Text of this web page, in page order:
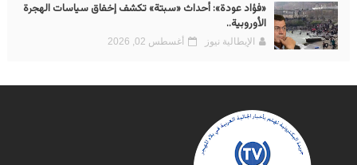
«فؤاد عودة»: أحداث «سبتة» تكشف إخفاق سياسات الهجرة
الأوروبية..
الإيطالية نيوز أغسطس 02, 2026